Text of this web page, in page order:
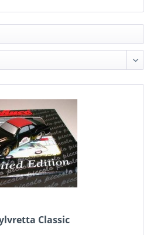
Classic